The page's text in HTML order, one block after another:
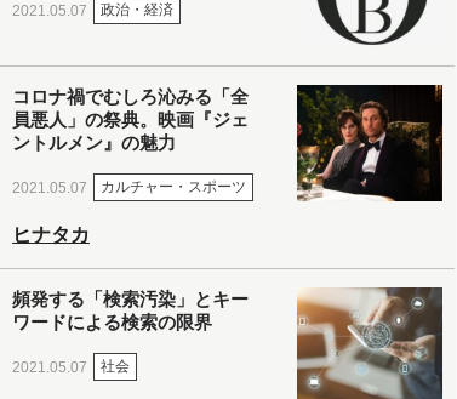
2021.05.07 政治・経済
コロナ禍でむしろ沁みる「全
員悪人」の祭典。映画『ジェ
ントルメン』の魅力
2021.05.07 カルチャー・スポーツ
ヒナタカ
頻発する「検索汚染」とキー
ワードによる検索の限界
2021.05.07 社会